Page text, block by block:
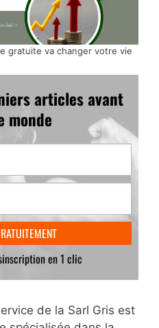
gratuite va changer votre vie
de la Sarl Gris est